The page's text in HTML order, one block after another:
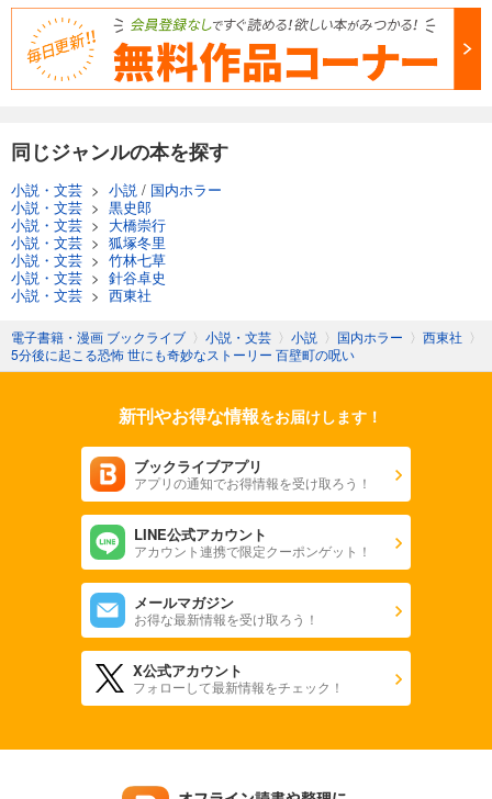
同じジャンルの本を探す
小説・文芸 > 小説 / 国内ホラー
小説・文芸 > 黒史郎
小説・文芸 > 大橋崇行
小説・文芸 > 狐塚冬里
小説・文芸 > 竹林七草
小説・文芸 > 針谷卓史
小説・文芸 > 西東社
電子書籍・漫画 ブックライブ 〉 小説・文芸 〉 小説 〉 国内ホラー 〉 西東社 〉
5分後に起こる恐怖 世にも奇妙なストーリー 百壁町の呪い
新刊やお得な情報をお届けします！
ブックライブアプリ
アプリの通知でお得情報を受け取ろう！
LINE公式アカウント
アカウント連携で限定クーポンゲット！
メールマガジン
お得な最新情報を受け取ろう！
X公式アカウント
フォローして最新情報をチェック！